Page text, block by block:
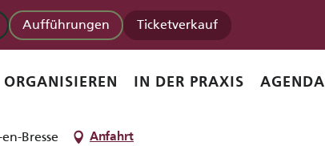
Aufführungen Ticketverkauf
IN DER PRAXIS AGENDA
Bresse Anfahrt